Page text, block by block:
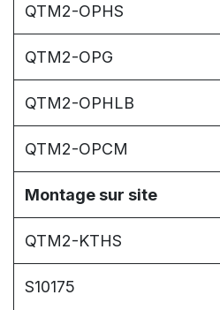
QTM2-OPHS
QTM2-OPG
QTM2-OPHLB
QTM2-OPCM
Montage sur site
QTM2-KTHS
S10175